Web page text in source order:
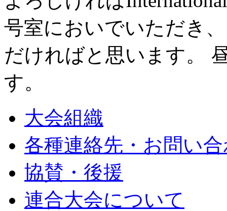
号室においでいただき
だければと思います。
す。
大会組織
各種連絡先・お問い
協賛・後援
連合大会について